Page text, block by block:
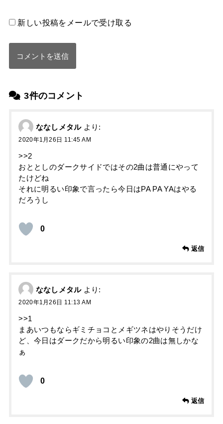
3件のコメント
ななしメタル より:
2020年1月26日 11:45 AM
>>2
おととしのダークサイドではその2曲は普通にやって
たけどね
それに明るい印象で言ったら今日はPA PA YAはやる
だろうし
0
返信
ななしメタル より:
2020年1月26日 11:13 AM
>>1
まあいつもならギミチョコとメギツネはやりそうだけ
ど、今日はダークだから明るい印象の2曲は無しかな
ぁ
0
返信
新しい投稿をメールで受け取る